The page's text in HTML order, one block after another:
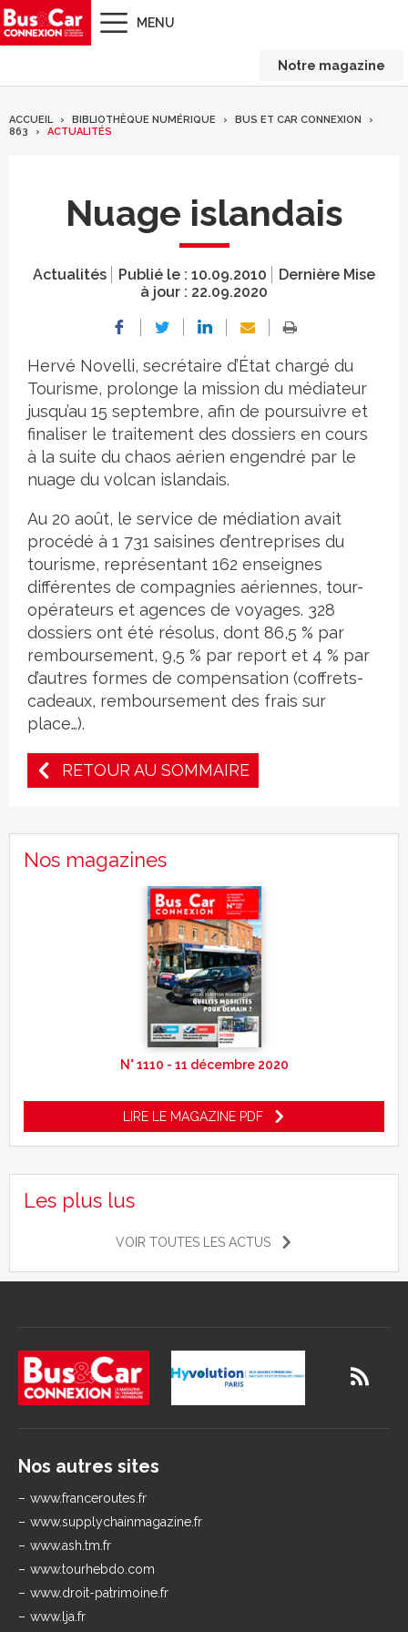
MENU
Notre magazine
ACCUEIL BIBLIOTHÈQUE NUMÉRIQUE
BUS ET CAR CONNEXION
863
ACTUALITÉS
Nuage islandais
Actualités Publié le : 10.09.2010
Dernière Mise
à jour : 22.09.2020
Hervé Novelli, secrétaire d’État chargé du
Tourisme, prolonge la mission du médiateur
jusqu’au 15 septembre, afin de poursuivre et
finaliser le traitement des dossiers en cours
à la suite du chaos aérien engendré par le
nuage du volcan islandais.
Au 20 août, le service de médiation avait
procédé à 1 731 saisines d’entreprises du
tourisme, représentant 162 enseignes
différentes de compagnies aériennes, tour-
opérateurs et agences de voyages. 328
dossiers ont été résolus, dont 86,5 % par
remboursement, 9,5 % par report et 4 % par
d’autres formes de compensation (coffrets-
cadeaux, remboursement des frais sur
place…).
RETOUR AU SOMMAIRE
Nos magazines
N° 1110 - 11 décembre 2020
LIRE LE MAGAZINE PDF
Les plus lus
VOIR TOUTES LES ACTUS
Nos autres sites
www.franceroutes.fr
www.supplychainmagazine.fr
www.ash.tm.fr
www.tourhebdo.com
www.droit-patrimoine.fr
www.lja.fr